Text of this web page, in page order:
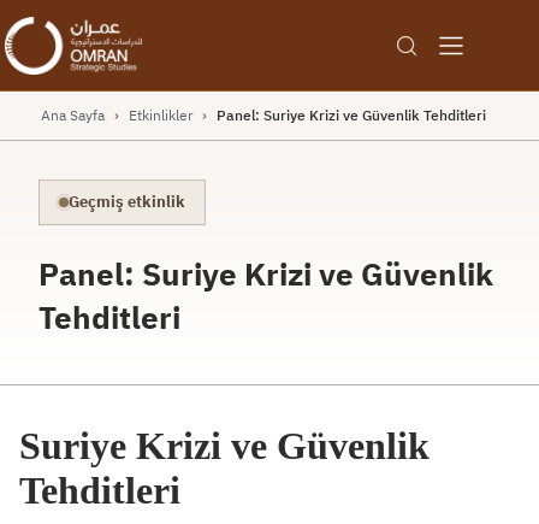
Ana Sayfa › Etkinlikler › Panel: Suriye Krizi ve Güvenlik Tehditleri
Geçmiş etkinlik
Panel: Suriye Krizi ve Güvenlik
Tehditleri
Suriye Krizi ve Güvenlik
Tehditleri